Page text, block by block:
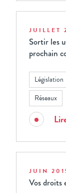
JUILLET
Sortir les
prochain
Législation
Réseaux
JUIN
Vos droits